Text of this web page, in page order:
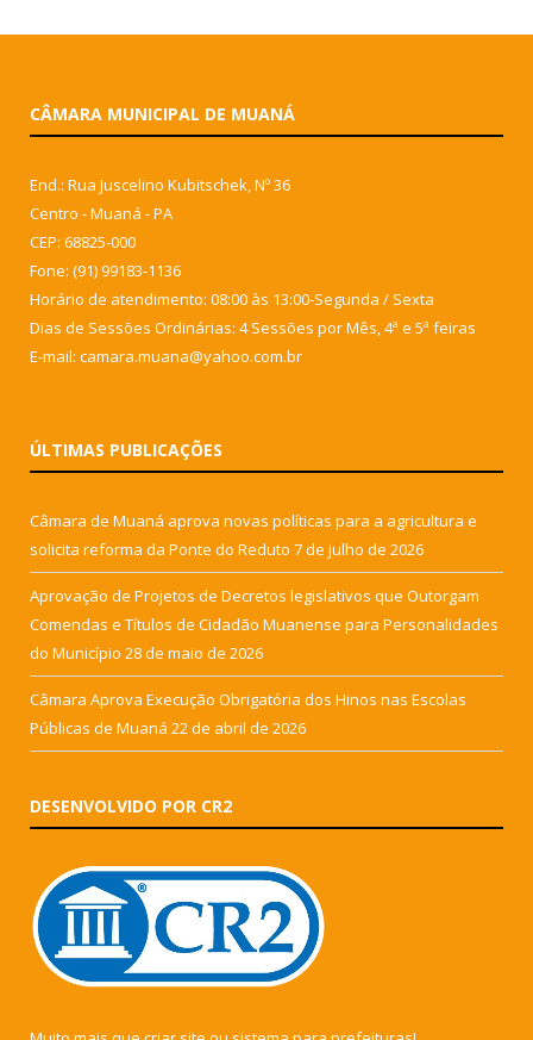
CÂMARA MUNICIPAL DE MUANÁ
End.: Rua Juscelino Kubitschek, Nº 36
Centro - Muaná - PA
CEP: 68825-000
Fone: (91) 99183-1136
Horário de atendimento: 08:00 às 13:00-Segunda / Sexta
Dias de Sessões Ordinárias: 4 Sessões por Mês, 4ª e 5ª feiras
E-mail: camara.muana@yahoo.com.br
ÚLTIMAS PUBLICAÇÕES
Câmara de Muaná aprova novas políticas para a agricultura e
solicita reforma da Ponte do Reduto 7 de julho de 2026
Aprovação de Projetos de Decretos legislativos que Outorgam
Comendas e Títulos de Cidadão Muanense para Personalidades
do Município 28 de maio de 2026
Câmara Aprova Execução Obrigatória dos Hinos nas Escolas
Públicas de Muaná 22 de abril de 2026
DESENVOLVIDO POR CR2